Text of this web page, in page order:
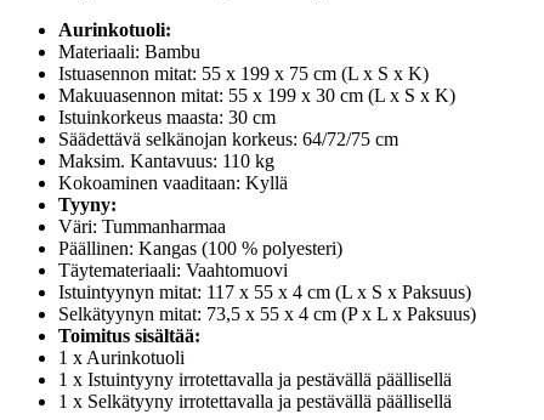
Aurinkotuoli:
Materiaali: Bambu
Istuasennon mitat: 55 x 199 x 75 cm (L x S x K)
Makuuasennon mitat: 55 x 199 x 30 cm (L x S x K)
Istuinkorkeus maasta: 30 cm
Säädettävä selkänojan korkeus: 64/72/75 cm
Maksim. Kantavuus: 110 kg
Kokoaminen vaaditaan: Kyllä
Tyyny:
Väri: Tummanharmaa
Päällinen: Kangas (100 % polyesteri)
Täytemateriaali: Vaahtomuovi
Istuintyynyn mitat: 117 x 55 x 4 cm (L x S x Paksuus)
Selkätyynyn mitat: 73,5 x 55 x 4 cm (P x L x Paksuus)
Toimitus sisältää:
1 x Aurinkotuoli
1 x Istuintyyny irrotettavalla ja pestävällä päällisellä
1 x Selkätyyny irrotettavalla ja pestävällä päällisellä